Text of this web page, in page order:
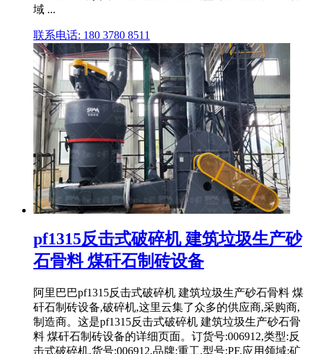
域 ...
联系电话: 180 3780 8511
pf1315反击式破碎机 建筑垃圾生产砂
石骨料 煤矸石制砖设备
阿里巴巴pf1315反击式破碎机 建筑垃圾生产砂石骨料 煤
矸石制砖设备,破碎机,这里云集了众多的供应商,采购商,
制造商。这是pf1315反击式破碎机 建筑垃圾生产砂石骨
料 煤矸石制砖设备的详细页面。订货号:006912,类型:反
击式破碎机,货号:006912,品牌:重工,型号:PF,应用领域:矿